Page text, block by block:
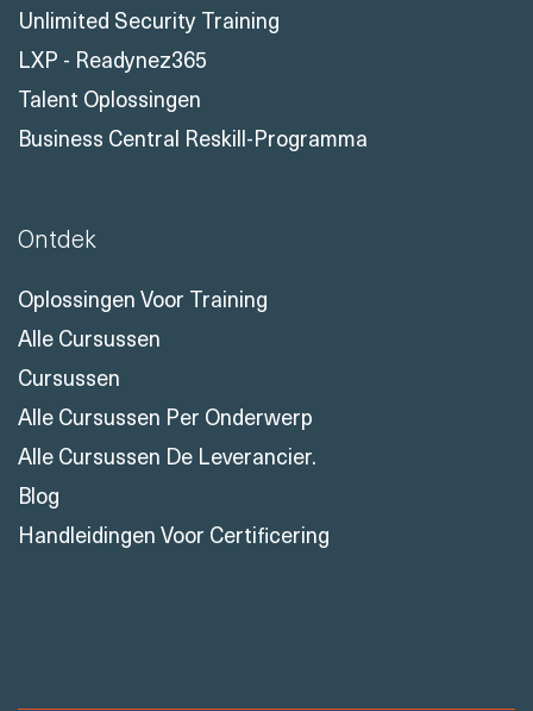
Unlimited Security Training
LXP - Readynez365
Talent Oplossingen
Business Central Reskill-Programma
Ontdek
Oplossingen Voor Training
Alle Cursussen
Cursussen
Alle Cursussen Per Onderwerp
Alle Cursussen De Leverancier.
Blog
Handleidingen Voor Certificering